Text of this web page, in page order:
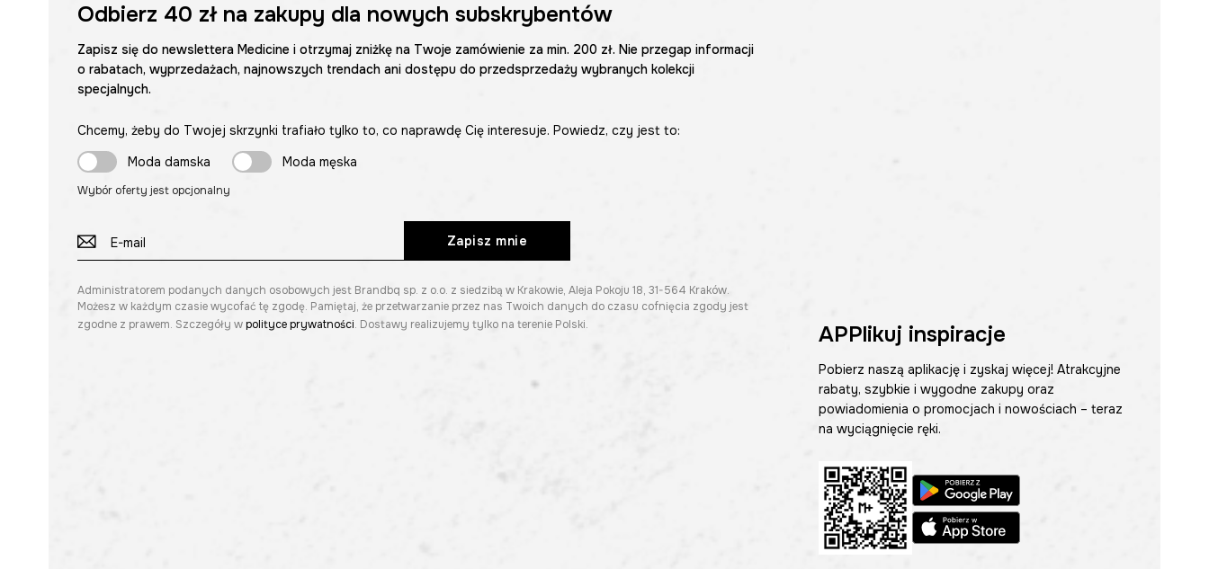
Odbierz 40 złna zakupy dla nowych subskrybentów
Zapisz się do newslettera Medicine i otrzymaj zniżkę na Twoje zamówienie za min. 200 zł. Nie przegap informacji
o rabatach, wyprzedażach, najnowszych trendach ani dostępu do przedsprzedaży wybranych kolekcji
specjalnych.
Chcemy, żeby do Twojej skrzynki trafiało tylko to, co naprawdę Cię interesuje. Powiedz, czy jest to:
Moda damska
Moda męska
Wybór oferty jest opcjonalny
Zapisz mnie
Administratorem podanych danych osobowych jest Brandbq sp. z o.o. z siedzibą w Krakowie, Aleja Pokoju 18, 31-564 Kraków.
Możesz w każdym czasie wycofać tę zgodę. Pamiętaj, że przetwarzanie przez nas Twoich danych do czasu cofnięcia zgody jest
zgodne z prawem. Szczegóły w polityce prywatności. Dostawy realizujemy tylko na terenie Polski. APPlikuj inspiracje
Pobierz naszą aplikację i zyskaj więcej! Atrakcyjne
rabaty, szybkie i wygodne zakupy oraz
powiadomienia o promocjach i nowościach – teraz
na wyciągnięcie ręki.